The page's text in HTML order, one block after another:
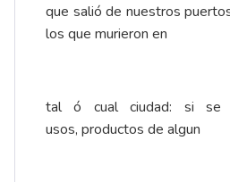
que salió de nuestros
los que murieron en
tal ó cual ciudad: si se
usos, productos de algun